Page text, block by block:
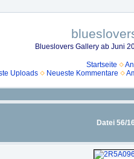
Blueslovers Gallery ab Juni
Startseite
Uploads Neueste Kommentare
Datei 56/